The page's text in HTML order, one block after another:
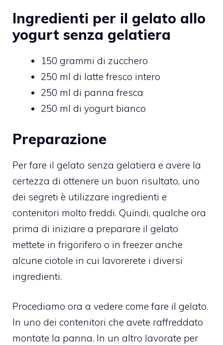
Ingredienti per il gelato allo
yogurt senza gelatiera
150 grammi di zucchero
250 ml di latte fresco intero
250 ml di panna fresca
250 ml di yogurt bianco
Preparazione
Per fare il gelato senza gelatiera e avere la
certezza di ottenere un buon risultato, uno
dei segreti è utilizzare ingredienti e
contenitori molto freddi. Quindi, qualche ora
prima di iniziare a preparare il gelato
mettete in frigorifero o in freezer anche
alcune ciotole in cui lavorerete i diversi
ingredienti.
Procediamo ora a vedere come fare il gelato.
In uno dei contenitori che avete raffreddato
montate la panna. In un altro lavorate per